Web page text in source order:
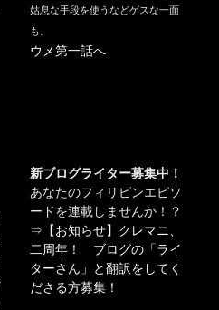
姑息な手段を使うなどゲスな一面
も。
ウメ第一話へ
新ブログライター募集中！
あなたのフィリピンエピソ
ードを連載しませんか！？
⇒ 【お知らせ】クレマニ、
二周年！ ブログの「ライ
ターさん」と翻訳をしてく
ださる方募集！